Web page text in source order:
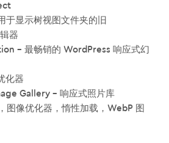
于显示树视图文件夹的旧
器
– 最畅销的 WordPress 响应式幻
化器
Gallery – 响应式照片库
图像优化器，惰性加载，WebP 图